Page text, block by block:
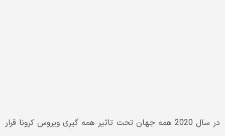
در سال 2020 همه جهان تحت تاثیر همه گیری ویروس کرونا قرار